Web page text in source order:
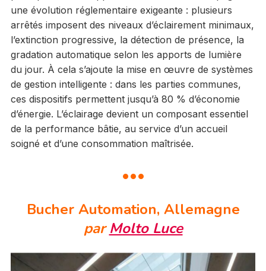
une évolution réglementaire exigeante : plusieurs
arrêtés imposent des niveaux d’éclairement minimaux,
l’extinction progressive, la détection de présence, la
gradation automatique selon les apports de lumière
du jour. À cela s’ajoute la mise en œuvre de systèmes
de gestion intelligente : dans les parties communes,
ces dispositifs permettent jusqu’à 80 % d’économie
d’énergie. L’éclairage devient un composant essentiel
de la performance bâtie, au service d’un accueil
soigné et d’une consommation maîtrisée.
•••
Bucher Automation, Allemagne
parMolto Luce